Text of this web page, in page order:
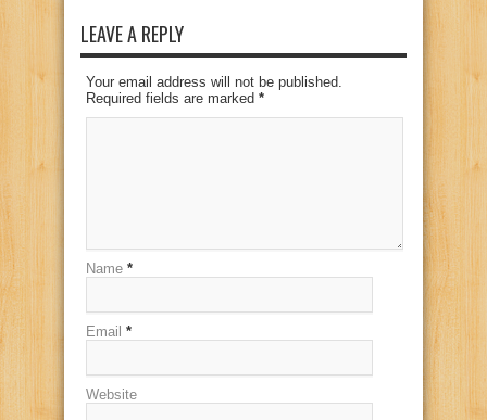
LEAVE A REPLY
Your email address will not be published.
Required fields are marked *
Name *
Email *
Website